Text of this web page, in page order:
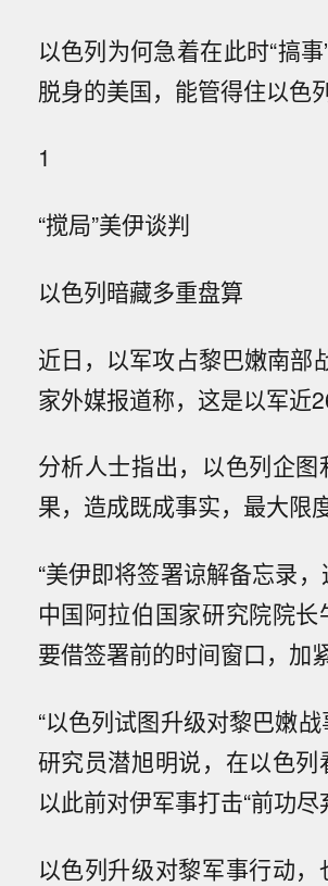
以色列为何急着在此时“搞
脱身的美国，能管得住以色
1
“搅局”美伊谈判
以色列暗藏多重盘算
近日，以军攻占黎巴嫩南部
家外媒报道称，这是以军近
分析人士指出，以色列企
果，造成既成事实，最大限
“美伊即将签署谅解备忘录
中国阿拉伯国家研究院院长
要借签署前的时间窗口，加
“以色列试图升级对黎巴嫩
研究员潜旭明说，在以色
以此前对伊军事打击“前功尽
以色列升级对黎军事行动，